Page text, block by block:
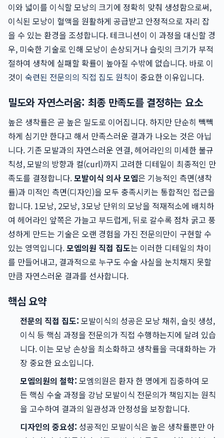
이와 넓이를 이식할 모낭의 크기에 정확히 맞춰 생성함으로써,
이식된 모낭이 혈액을 원활하게 공급받고 안정적으로 자리 잡
을 수 있는 환경을 조성합니다. 테크니션이 이 과정을 대신할 경
우, 미숙한 기술로 인해 모낭이 손상되거나 슬릿의 크기가 부적
절하여 생착에 실패할 확률이 높아질 수밖에 없습니다. 바로 이
것이 숙련된 전문의의 직접 집도 원칙이 중요한 이유입니다.
밀도와 자연스러움: 최종 만족도를 결정하는 요소
높은 생착률은 곧 높은 밀도로 이어집니다. 하지만 단순히 빽빽
하게 심기만 한다고 해서 만족스러운 결과가 나오는 것은 아닙
니다. 기존 모발과의 자연스러운 연결, 헤어라인의 미세한 불규
칙성, 모발의 방향과 컬(curl)까지 고려한 디테일이 최종적인 만
족도를 결정합니다.모발이식 의사 모엠은 기능적인 측면(생착
률)과 미적인 측면(디자인)을 모두 충족시키는 통합적인 접근을
합니다. 1모낭, 2모낭, 3모낭 단위의 모낭을 적재적소에 배치하
여 헤어라인 앞쪽은 가늘고 부드럽게, 뒤로 갈수록 점차 굵고 풍
성하게 만드는 기술은 오랜 경험을 가진 전문의만이 구현할 수
있는 영역입니다.모엠의원 직접 집도는 이러한 디테일의 차이
를 만들어내고, 결과적으로 누구도 수술 사실을 눈치채지 못할
만큼 자연스러운 결과를 선사합니다.
핵심 요약
전문의 직접 집도: 모발이식의 성공은 모낭 채취, 슬릿 생성,
이식 등 핵심 과정을 전문의가 직접 수행하는지에 달려 있습
니다. 이는 모낭 손상을 최소화하고 생착률을 극대화하는 가
장 중요한 요소입니다.
모엠의원의 철학: 모엠의원은 환자 한 명에게 집중하여 모
든 핵심 수술 과정을 강남 모발이식 전문의가 책임지는 원칙
을 고수하여 결과의 일관성과 안정성을 보장합니다.
디자인의 중요성: 성공적인 모발이식은 높은 생착률뿐만 아